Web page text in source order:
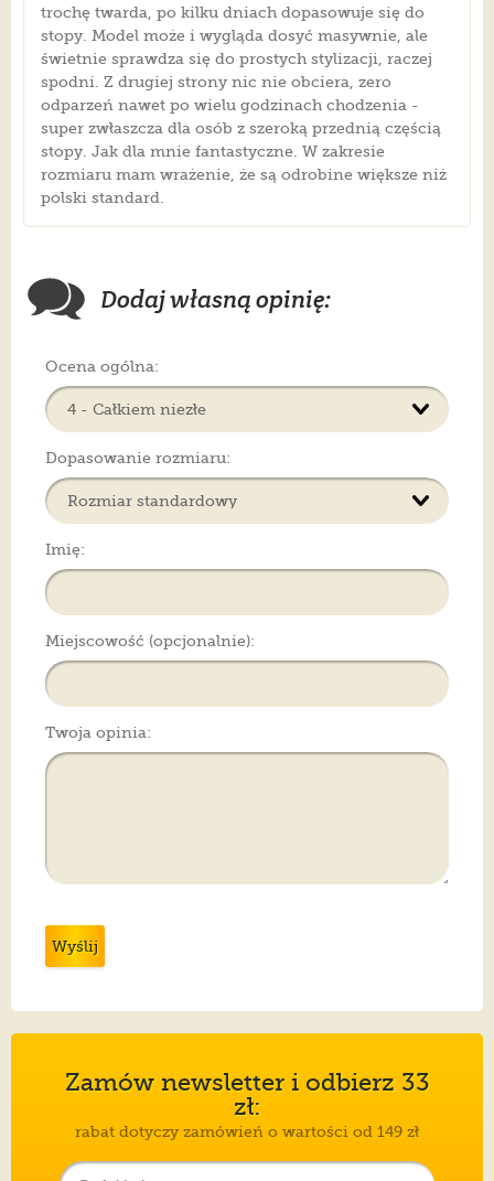
trochę twarda, po kilku dniach dopasowuje się do
stopy. Model może i wygląda dosyć masywnie, ale
świetnie sprawdza się do prostych stylizacji, raczej
spodni. Z drugiej strony nic nie obciera, zero
odparzeń nawet po wielu godzinach chodzenia -
super zwłaszcza dla osób z szeroką przednią częścią
stopy. Jak dla mnie fantastyczne. W zakresie
rozmiaru mam wrażenie, że są odrobine większe niż
polski standard.
Dodaj własną opinię:
Ocena ogólna:
Dopasowanie rozmiaru:
Imię:
Miejscowość (opcjonalnie):
Twoja opinia:
Wyślij
Zamów newsletter i odbierz 33
zł:
rabat dotyczy zamówień o wartości od 149 zł